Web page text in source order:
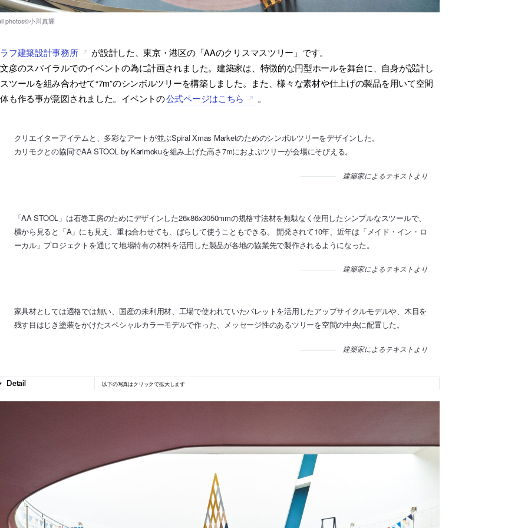
フ建築設計事務所
が設計した、東京・港区の「AAのクリスマスツリー」です。
彦のスパイラルでのイベントの為に計画されました。建築家は、特徴的な円型ホールを舞台に、自身が設計し
ツールを組み合わせて“7m”のシンボルツリーを構築しました。また、様々な素材や仕上げの製品を用いて空間
も作る事が意図されました。イベントの公式ページはこちら 。
クリエイターアイテムと、多彩なアートが並ぶSpiral Xmas Marketのためのシンボルツリーをデザインした。
カリモクとの協同でAA STOOL by Karimokuを組み上げた高さ7mにおよぶツリーが会場にそびえる。
建築家によるテキストより
「AA STOOL」は石巻工房のためにデザインした26x86x3050mmの規格寸法材を無駄なく使用したシンプルなスツールで、
横から見ると「A」にも見え、重ね合わせても、ばらして使うこともできる。 開発されて10年、近年は「メイド・イン・ロ
ーカル」プロジェクトを通じて地場特有の材料を活用した製品が各地の協業先で製作されるようになった。
建築家によるテキストより
家具材としては適格では無い、国産の未利用材、工場で使われていたパレットを活用したアップサイクルモデルや、木目を
残す目はじき塗装をかけたスペシャルカラーモデルで作った、メッセージ性のあるツリーを空間の中央に配置した。
建築家によるテキストより
以下の写真はクリックで拡大します